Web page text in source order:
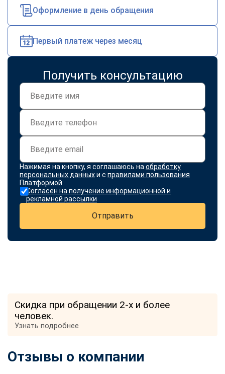
Оформление в день обращения
Первый платеж через месяц
Получить консультацию
Нажимая на кнопку, я соглашаюсь на обработку
персональных данныхи с правилами пользования
Платформой
Согласен на получение информационной и
рекламной рассылки
Отправить
Скидка при обращении 2-х и более
человек.
Узнать подробнее
Отзывы о компании